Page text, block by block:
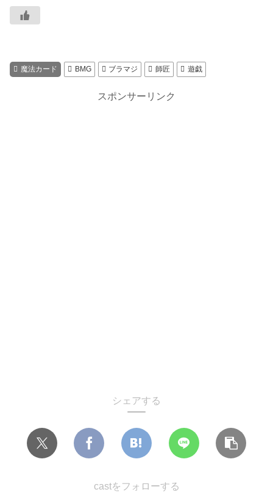
魔法カード BMG ブラマジ 師匠 遊戯
スポンサーリンク
シェアする
castをフォローする